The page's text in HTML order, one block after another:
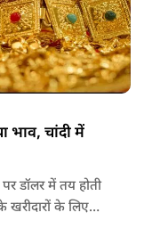
चांदी में
डॉलर में तय होती
खरीदारों के लिए